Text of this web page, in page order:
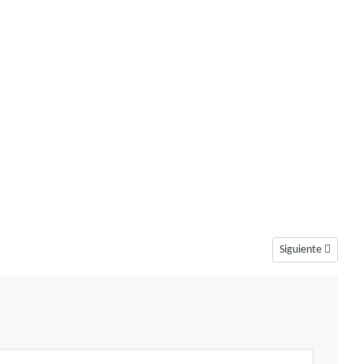
Artículo siguiente:
Siguiente